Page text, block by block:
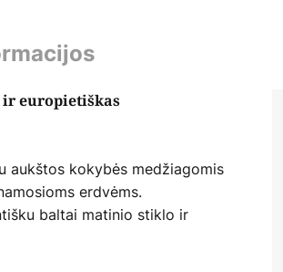
ir europietiškas
aukštos kokybės medžiagomis
erdvėms.
baltai matinio stiklo ir
gama puikiai įsilieja į